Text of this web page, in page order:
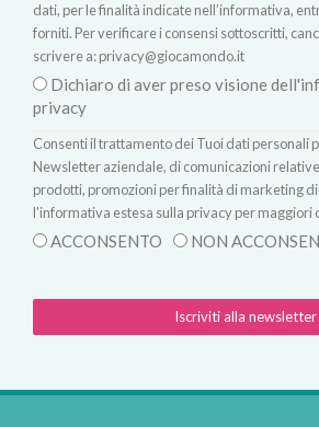
dati, per le finalità indicate nell’informativa,
forniti. Per verificare i consensi sottoscritti,
scrivere a:privacy@giocamondo.it
Dichiaro di aver preso visione
privacy
Consenti il trattamento dei Tuoi dati personali
Newsletter aziendale, di comunicazioni
prodotti, promozioni per finalità di marketing
l'informativa estesa sulla privacy per maggiori
ACCONSENTO NON
Iscriviti alla newsletter